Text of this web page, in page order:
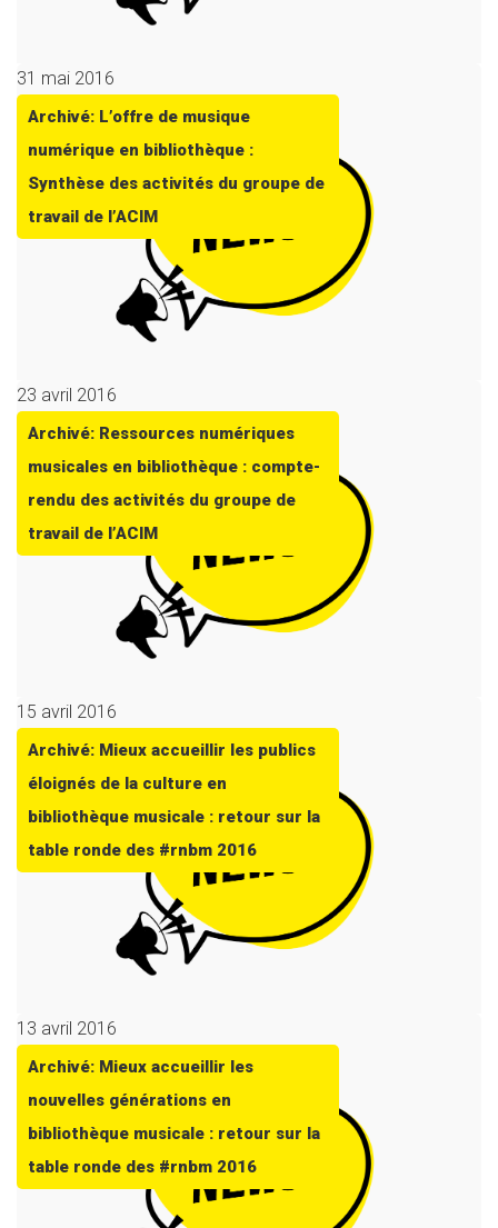
31 mai 2016
Archivé: L’offre de musique
numérique en bibliothèque :
Synthèse des activités du groupe de
travail de l’ACIM
23 avril 2016
Archivé: Ressources numériques
musicales en bibliothèque : compte-
rendu des activités du groupe de
travail de l’ACIM
15 avril 2016
Archivé: Mieux accueillir les publics
éloignés de la culture en
bibliothèque musicale : retour sur la
table ronde des #rnbm 2016
13 avril 2016
Archivé: Mieux accueillir les
nouvelles générations en
bibliothèque musicale : retour sur la
table ronde des #rnbm 2016